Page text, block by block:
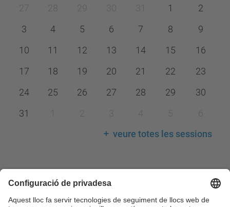
27 28 29 30 31 1
2
3
4 5 6 7 8
9
10
11 12 13 14 15
16
17
18 19 20 21 22
23
24
25 26 27 28 29
30
31
1 2 3 4 5
6
veure totes les sessions
Consell de Govern
Comissions del Consell de Govern